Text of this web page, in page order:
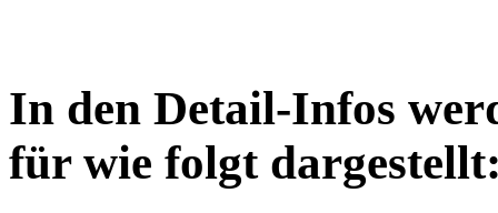
In den Detail-Infos
für wie folgt